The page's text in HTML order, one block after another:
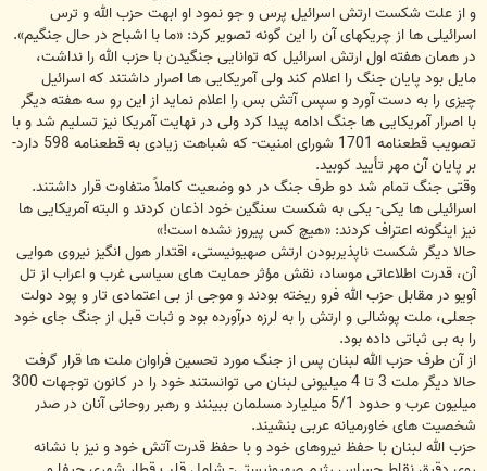
و از علت شكست ارتش اسرائیل پرس و جو نمود او ابهت حزب الله و ترس
اسرائیلی ها از چریكهای آن را این گونه تصویر كرد: «ما با اشباح در حال جنگیم».
در همان هفته اول ارتش اسرائیل كه توانایی جنگیدن با حزب الله را نداشت،
مایل بود پایان جنگ را اعلام كند ولی آمریكایی ها اصرار داشتند كه اسرائیل
چیزی را به دست آورد و سپس آتش بس را اعلام نماید از این رو سه هفته دیگر
با اصرار آمریكایی ها جنگ ادامه پیدا كرد ولی در نهایت آمریكا نیز تسلیم شد و با
تصویب قطعنامه 1701 شورای امنیت- كه شباهت زیادی به قطعنامه 598 دارد-
بر پایان آن مهر تأیید كوبید.
وقتی جنگ تمام شد دو طرف جنگ در دو وضعیت كاملاً متفاوت قرار داشتند.
اسرائیلی ها یكی- یكی به شكست سنگین خود اذعان كردند و البته آمریكایی ها
نیز اینگونه اعتراف كردند: «هیچ كس پیروز نشده است!»
حالا دیگر شكست ناپذیربودن ارتش صهیونیستی، اقتدار هول انگیز نیروی هوایی
آن، قدرت اطلاعاتی موساد، نقش مؤثر حمایت های سیاسی غرب و اعراب از تل
آویو در مقابل حزب الله فرو ریخته بودند و موجی از بی اعتمادی تار و پود دولت
جعلی، ملت پوشالی و ارتش را به لرزه درآورده بود و ثبات قبل از جنگ جای خود
را به بی ثباتی داده بود.
از آن طرف حزب الله لبنان پس از جنگ مورد تحسین فراوان ملت ها قرار گرفت
حالا دیگر ملت 3 تا 4 میلیونی لبنان می توانستند خود را در كانون توجهات 300
میلیون عرب و حدود 5/1 میلیارد مسلمان ببینند و رهبر روحانی آنان در صدر
شخصیت های خاورمیانه عربی بنشیند.
حزب الله لبنان با حفظ نیروهای خود و با حفظ قدرت آتش خود و نیز با نشانه